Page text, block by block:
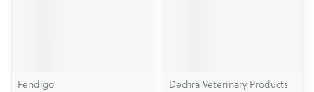
Fendigo Dechra Veterinary Products